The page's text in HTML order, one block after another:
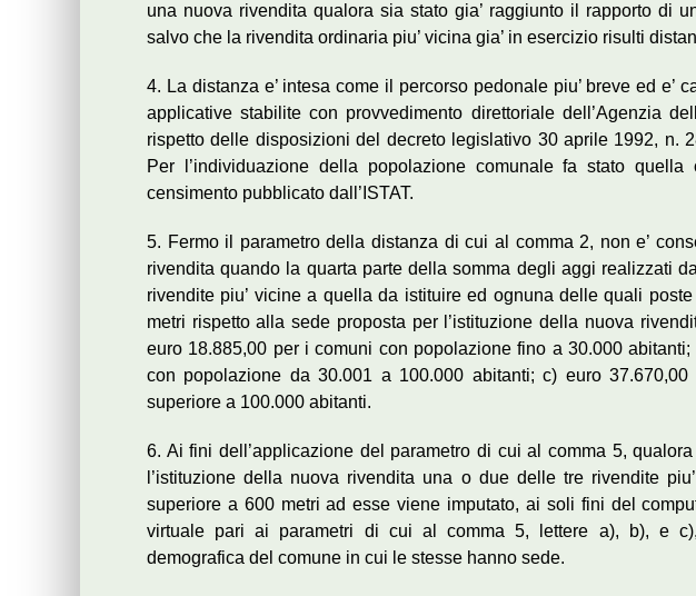
una nuova rivendita qualora sia stato gia’ raggiunto il rapporto di
salvo che la rivendita ordinaria piu’ vicina gia’ in esercizio risulti
4. La distanza e’ intesa come il percorso pedonale piu’ breve ed e’
applicative stabilite con provvedimento direttoriale dell’Agenzia
rispetto delle disposizioni del decreto legislativo 30 aprile 1992, n.
Per l’individuazione della popolazione comunale fa stato
censimento pubblicato dall’ISTAT.
5. Fermo il parametro della distanza di cui al comma 2, non e’
rivendita quando la quarta parte della somma degli aggi realizzati
rivendite piu’ vicine a quella da istituire ed ognuna delle quali
metri rispetto alla sede proposta per l’istituzione della nuova
euro 18.885,00 per i comuni con popolazione fino a 30.000
con popolazione da 30.001 a 100.000 abitanti; c) euro
superiore a 100.000 abitanti.
6. Ai fini dell’applicazione del parametro di cui al comma 5,
l’istituzione della nuova rivendita una o due delle tre rivendite
superiore a 600 metri ad esse viene imputato, ai soli fini del
virtuale pari ai parametri di cui al comma 5, lettere a), b), e
demografica del comune in cui le stesse hanno sede.